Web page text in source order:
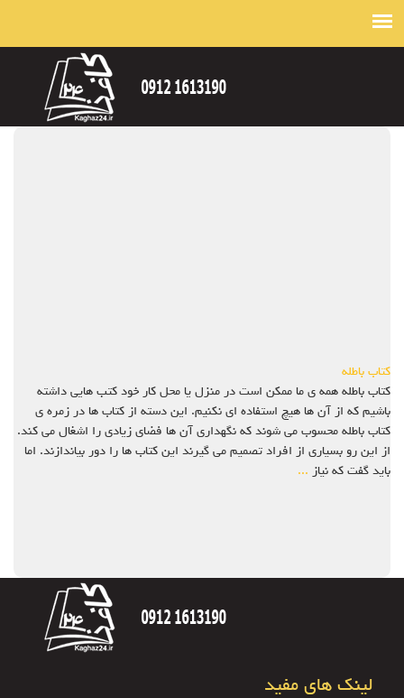
کتاب باطله
کتاب باطله همه ی ما ممکن است در منزل یا محل کار خود کتب هایی داشته
باشیم که از آن ها هیچ استفاده ای نکنیم. این دسته از کتاب ها در زمره ی
کتاب باطله محسوب می شوند که نگهداری آن ها فضای زیادی را اشغال می کند.
از این رو بسیاری از افراد تصمیم می گیرند این کتاب ها را دور بیاندازند. اما
باید گفت که نیاز ...
لینک های مفید